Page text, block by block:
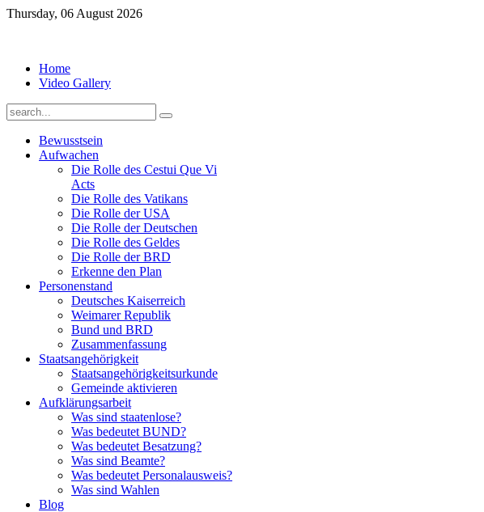
Thursday, 06 August 2026
Home
Video Gallery
Bewusstsein
Aufwachen
Die Rolle des Cestui Que Vi
Acts
Die Rolle des Vatikans
Die Rolle der USA
Die Rolle der Deutschen
Die Rolle des Geldes
Die Rolle der BRD
Erkenne den Plan
Personenstand
Deutsches Kaiserreich
Weimarer Republik
Bund und BRD
Zusammenfassung
Staatsangehörigkeit
Staatsangehörigkeitsurkunde
Gemeinde aktivieren
Aufklärungsarbeit
Was sind staatenlose?
Was bedeutet BUND?
Was bedeutet Besatzung?
Was sind Beamte?
Was bedeutet Personalausweis?
Was sind Wahlen
Blog